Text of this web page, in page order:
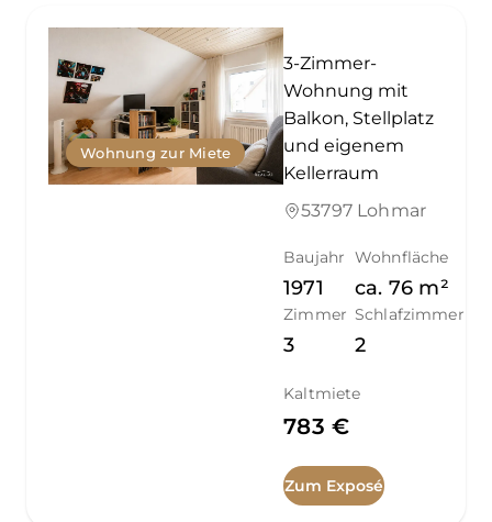
Wohnung zur Miete
3-Zimmer-
Wohnung mit
Balkon, Stellplatz
und eigenem
Kellerraum
53797 Lohmar
Baujahr
1971
Wohnfläche
ca. 76 m²
Zimmer
3
Schlafzimmer
2
Kaltmiete
783 €
Zum Exposé